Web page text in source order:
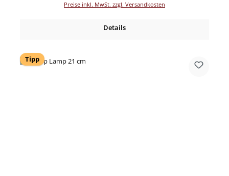
Preise inkl. MwSt. zzgl. Versandkosten
Details
Tipp